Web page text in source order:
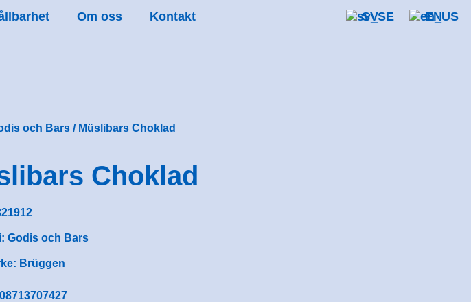
Om oss Kontakt SV EN
och Bars / Müslibars Choklad
Choklad
Godis och Bars
Brüggen